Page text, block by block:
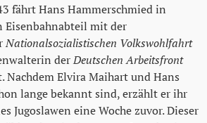
fährt Hans Hammerschmied in
Eisenbahnabteil mit der
Nationalsozialistischen Volkswohlfahrt
derDeutschen Arbeitsfront
Nachdem Elvira Maihart und Hans
lange bekannt sind, erzählt er ihr
Jugoslawen eine Woche zuvor. Dieser